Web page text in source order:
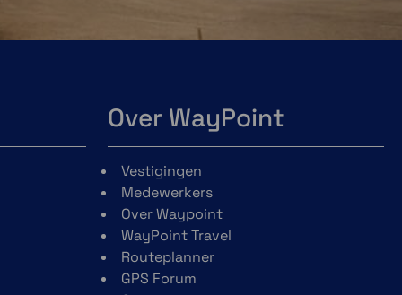
Over WayPoint
Vestigingen
Medewerkers
Over Waypoint
WayPoint Travel
Routeplanner
GPS Forum